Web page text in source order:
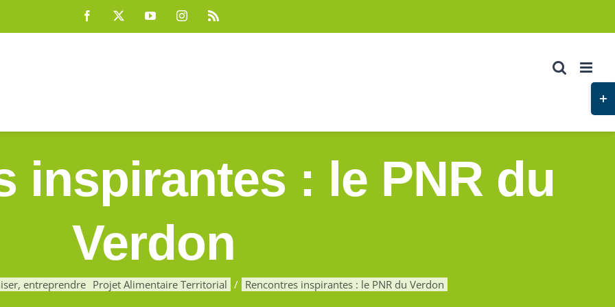
Facebook YouTubeInstagram
inspirantes : le PNR du
Verdon
entreprendre Projet Alimentaire Territorial Rencontres inspirantes : le PNR du Verdon
de
la